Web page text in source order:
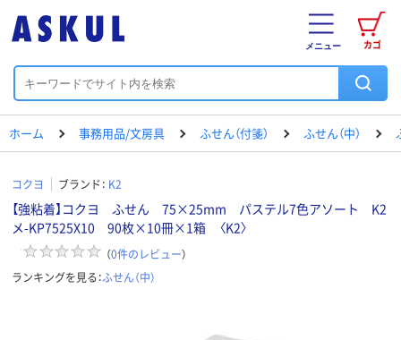
カゴ
メニュー
ホーム 事務用品/文房具 ふせん（付箋） ふせん（中）
コクヨ ブランド： K2
【強粘着】コクヨ ふせん 75×25mm パステル7色アソート K2
メ-KP7525X10 90枚×10冊×1箱 〈K2〉
（0件のレビュー）
ランキングを見る：ふせん（中）